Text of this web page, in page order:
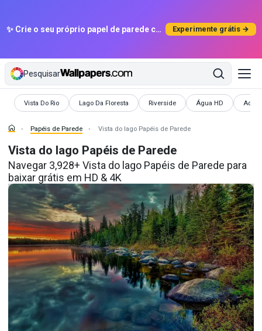
✨ Crie o seu próprio papel de parede com IA Experimente grátis →
Pesquisar
Vista Do Rio
Papéis de Parede Lago Da Floresta
Papéis de Parede Riverside
Papéis de ParedeÁgua HD
Papéis de Parede
Papéis de Parede Vista do lago Papéis de Parede
Vista do lago Papéis de Parede
Navegar 3,928+ Vista do lago Papéis de Parede para
baixar grátis em HD & 4K